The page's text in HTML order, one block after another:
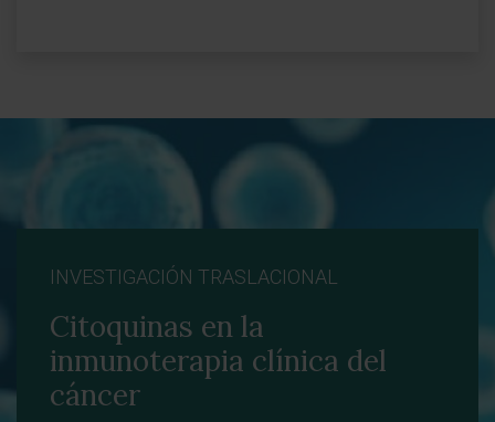
INVESTIGACIÓN TRASLACIONAL
Citoquinas en la
inmunoterapia clínica del
cáncer